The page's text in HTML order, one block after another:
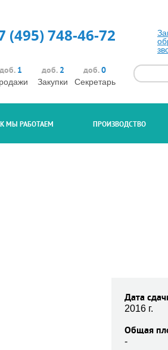
(495) 748-46-72
доб. 1 доб. 2
Закупки
доб.0
Секретарь
МЫ РАБОТАЕМ ПРОИЗВОДСТВО
Дата
2016 г.
Общая
-